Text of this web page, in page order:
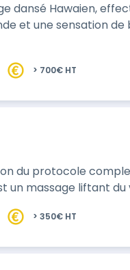
dansé Hawaien,
et une sensation
> 700€ HT
du protocole
Kobido . C'est un massage
> 350€ HT